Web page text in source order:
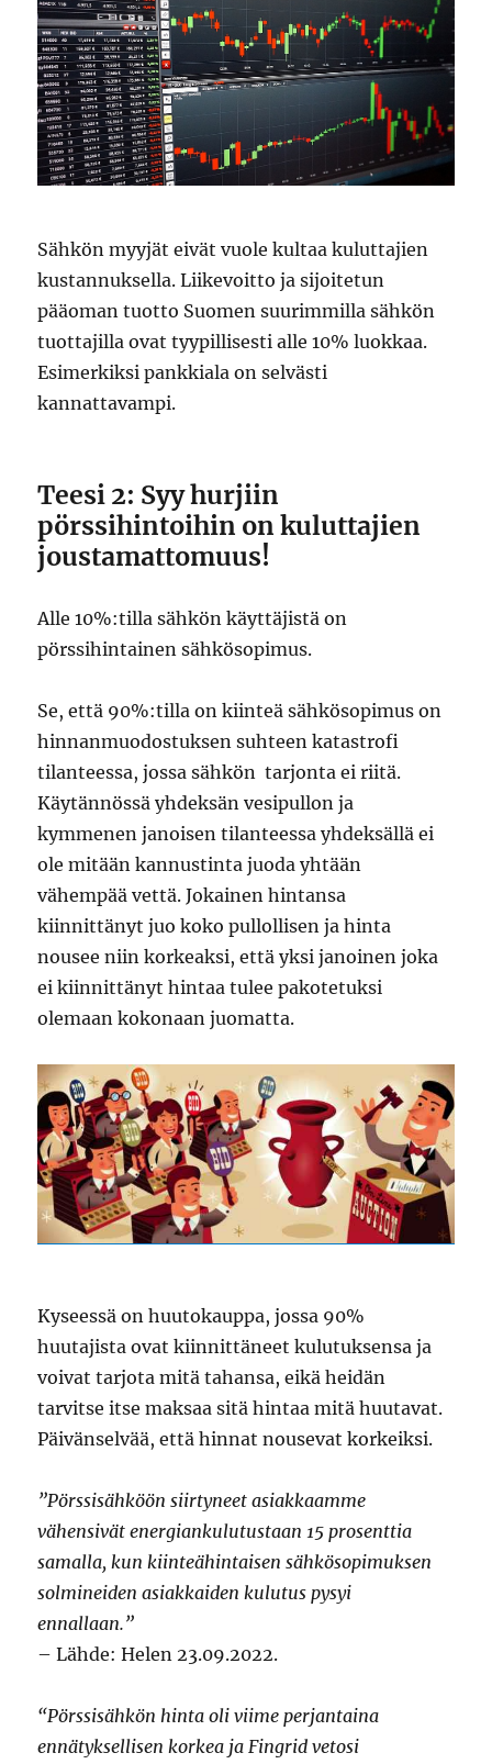
Sähkön myyjät eivät vuole kultaa kuluttajien
kustannuksella. Liikevoitto ja sijoitetun
pääoman tuotto Suomen suurimmilla sähkön
tuottajilla ovat tyypillisesti alle 10% luokkaa.
Esimerkiksi pankkiala on selvästi
kannattavampi.
Teesi 2: Syy hurjiin
pörssihintoihin on kuluttajien
joustamattomuus!
Alle 10%:tilla sähkön käyttäjistä on
pörssihintainen sähkösopimus.
Se, että 90%:tilla on kiinteä sähkösopimus on
hinnanmuodostuksen suhteen katastrofi
tilanteessa, jossa sähkön tarjonta ei riitä.
Käytännössä yhdeksän vesipullon ja
kymmenen janoisen tilanteessa yhdeksällä ei
ole mitään kannustinta juoda yhtään
vähempää vettä. Jokainen hintansa
kiinnittänyt juo koko pullollisen ja hinta
nousee niin korkeaksi, että yksi janoinen joka
ei kiinnittänyt hintaa tulee pakotetuksi
olemaan kokonaan juomatta.
Kyseessä on huutokauppa, jossa 90%
huutajista ovat kiinnittäneet kulutuksensa ja
voivat tarjota mitä tahansa, eikä heidän
tarvitse itse maksaa sitä hintaa mitä huutavat.
Päivänselvää, että hinnat nousevat korkeiksi.
”Pörssisähköön siirtyneet asiakkaamme
vähensivät energiankulutustaan 15 prosenttia
samalla, kun kiinteähintaisen sähkösopimuksen
solmineiden asiakkaiden kulutus pysyi
ennallaan.”
– Lähde: Helen 23.09.2022.
“Pörssisähkön hinta oli viime perjantaina
ennätyksellisen korkea ja Fingrid vetosi